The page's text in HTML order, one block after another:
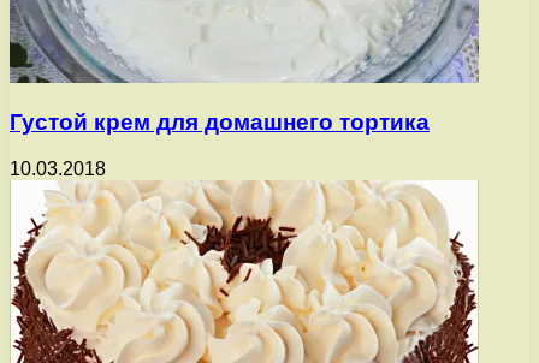
Густой крем для домашнего тортика
10.03.2018